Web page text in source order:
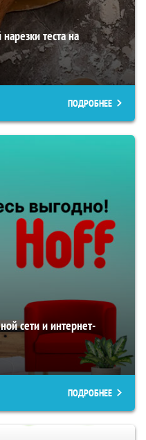
теста на
ПОДРОБНЕЕ
сети и интернет-
ПОДРОБНЕЕ